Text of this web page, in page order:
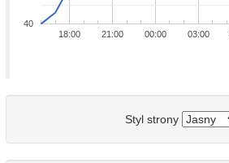
18:00 21:00 00:00 03:00
40
Styl strony